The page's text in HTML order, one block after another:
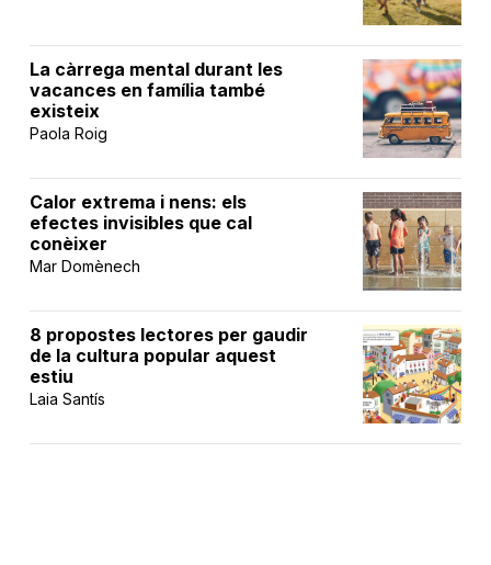
La càrrega mental durant les
vacances en família també
existeix
Paola Roig
Calor extrema i nens: els
efectes invisibles que cal
conèixer
Mar Domènech
8 propostes lectores per gaudir
de la cultura popular aquest
estiu
Laia Santís